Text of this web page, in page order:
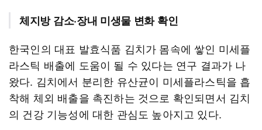
체지방 감소·장내 미생물 변화 확인
한국인의 대표 발효식품 김치가 몸속에 쌓인 미세플
라스틱 배출에 도움이 될 수 있다는 연구 결과가 나
왔다. 김치에서 분리한 유산균이 미세플라스틱을 흡
착해 체외 배출을 촉진하는 것으로 확인되면서 김치
의 건강 기능성에 대한 관심도 높아지고 있다.